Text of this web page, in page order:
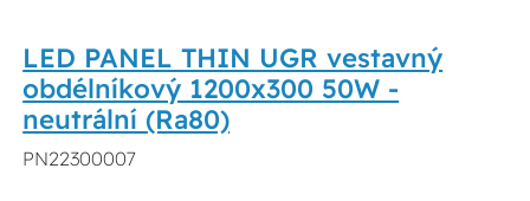
LED PANEL THIN UGR vestavný
obdélníkový 1200x300 50W -
neutrální (Ra80)
PN22300007